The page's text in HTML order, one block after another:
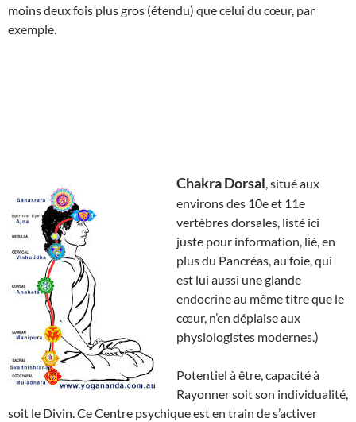
moins deux fois plus gros (étendu) que celui du cœur, par
exemple.
Chakra Dorsal, situé aux
environs des 10e et 11e
vertèbres dorsales, listé ici
juste pour information, lié, en
plus du Pancréas, au foie, qui
est lui aussi une glande
endocrine au même titre que le
cœur, n’en déplaise aux
physiologistes modernes.)
Potentiel à être, capacité à
Rayonner soit son individualité,
soit le Divin. Ce Centre psychique est en train de s’activer